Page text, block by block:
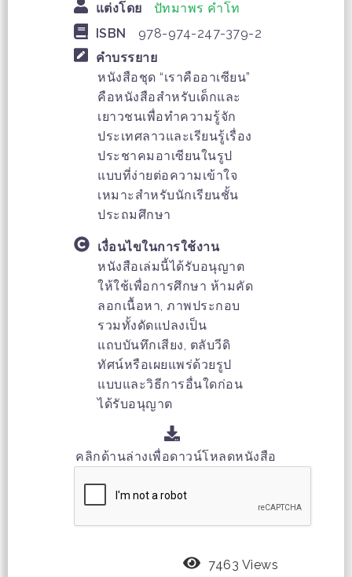
แต่งโดย
ปัทมาพร คำโท
ISBN
978-974-247-379-2
คำบรรยาย
หนังสือชุด “เราคืออาเซียน”
คือหนังสือสำหรับเด็กและ
เยาวชนเพื่อทำความรู้จัก
ประเทศลาวและเรียนรู้เรื่อง
ประชาคมอาเซียนในรูป
แบบที่ง่ายต่อความเข้าใจ
เหมาะสำหรับนักเรียนชั้น
ประถมศึกษา
เงื่อนไขในการใช้งาน
หนังสือเล่มนี้ได้รับอนุญาต
ให้ใช้เพื่อการศึกษา ห้ามคัด
ลอกเนื้อหา, ภาพประกอบ
รวมทั้งดัดแปลงเป็น
แถบบันทึกเสียง, ตลับวีดิ
ทัศน์หรือเผยแพร่ด้วยรูป
แบบและวิธีการอื่นใดก่อน
ได้รับอนุญาต
คลิกด้านล่างเพื่อดาวน์โหลดหนังสือ
7463 Views